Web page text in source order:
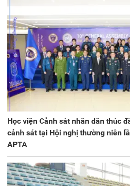
Học viện Cảnh sát nhân dân thúc
cảnh sát tại Hội nghị thường niên
APTA